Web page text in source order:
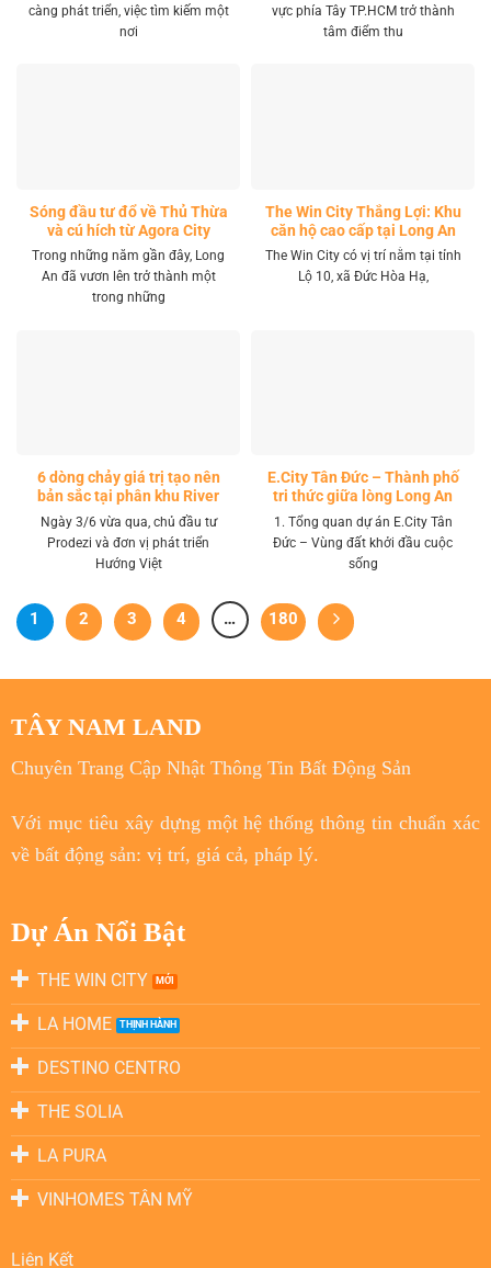
càng phát triển, việc tìm kiếm một
nơi
vực phía Tây TP.HCM trở thành
tâm điểm thu
Sóng đầu tư đổ về Thủ Thừa
và cú hích từ Agora City
Trong những năm gần đây, Long
An đã vươn lên trở thành một
trong những
The Win City Thắng Lợi: Khu
căn hộ cao cấp tại Long An
The Win City có vị trí nằm tại tỉnh
Lộ 10, xã Đức Hòa Hạ,
6 dòng chảy giá trị tạo nên
bản sắc tại phân khu River
Park LA Home
Ngày 3/6 vừa qua, chủ đầu tư
Prodezi và đơn vị phát triển
Hướng Việt
E.City Tân Đức – Thành phố
tri thức giữa lòng Long An
1. Tổng quan dự án E.City Tân
Đức – Vùng đất khởi đầu cuộc
sống
1 2 3 4 … 180
TÂY NAM LAND
Chuyên Trang Cập Nhật Thông Tin Bất Động Sản
Với mục tiêuxây dựng một hệ thống thông tin chuẩn xác
về bất động sản: vị trí, giá cả, pháp lý.
Dự Án Nổi Bật
THE WIN CITY
LA HOME
DESTINO CENTRO
THE SOLIA
LA PURA
VINHOMES TÂN MỸ
Liên Kết